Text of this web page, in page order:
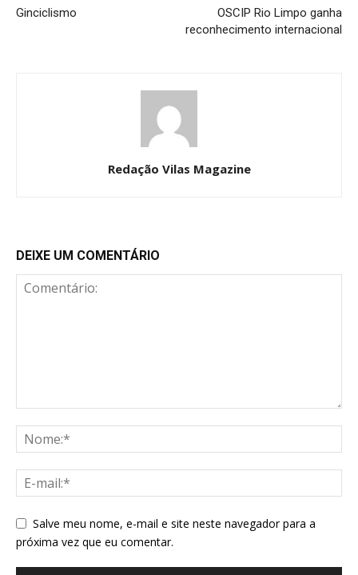
Ginciclismo
OSCIP Rio Limpo ganha
reconhecimento internacional
Redação Vilas Magazine
DEIXE UM COMENTÁRIO
Salve meu nome, e-mail e site neste navegador para a
próxima vez que eu comentar.